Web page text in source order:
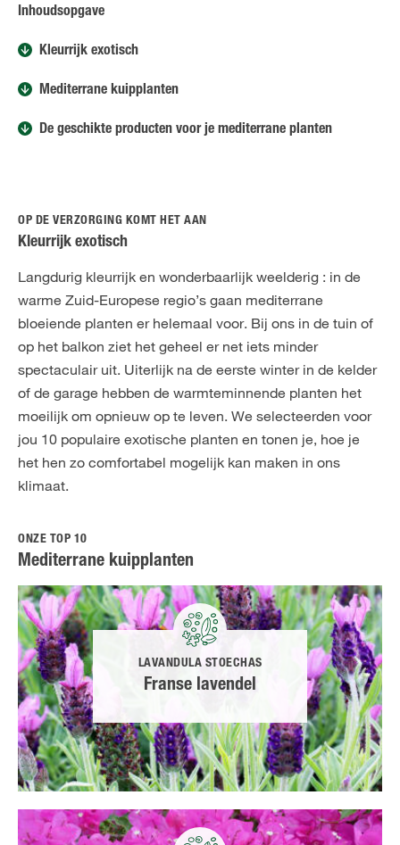
Inhoudsopgave
Kleurrijk exotisch
Mediterrane kuipplanten
De geschikte producten voor je mediterrane planten
OP DE VERZORGING KOMT HET AAN
Kleurrijk exotisch
Langdurig kleurrijk en wonderbaarlijk weelderig : in de
warme Zuid-Europese regio’s gaan mediterrane
bloeiende planten er helemaal voor. Bij ons in de tuin of
op het balkon ziet het geheel er net iets minder
spectaculair uit. Uiterlijk na de eerste winter in de kelder
of de garage hebben de warmteminnende planten het
moeilijk om opnieuw op te leven. We selecteerden voor
jou 10 populaire exotische planten en tonen je, hoe je
het hen zo comfortabel mogelijk kan maken in ons
klimaat.
ONZE TOP 10
Mediterrane kuipplanten
LAVANDULA STOECHAS
Franse lavendel